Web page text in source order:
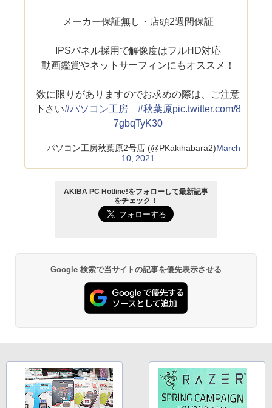
メーカー保証無し・店頭2週間保証
IPSパネル採用で解像度はフルHD対応
動画鑑賞やネットサーフィンにもオススメ！
数に限りがありますのでお求めの際は、ご注意
下さい#パソコン工房 #秋葉原pic.twitter.com/8
7gbqTyK30
— パソコン工房秋葉原2号店 (@PKakihabara2)March
10, 2021
AKIBA PC Hotline!をフォローして最新記事
をチェック！
Google 検索で当サイトの記事を優先表示させる